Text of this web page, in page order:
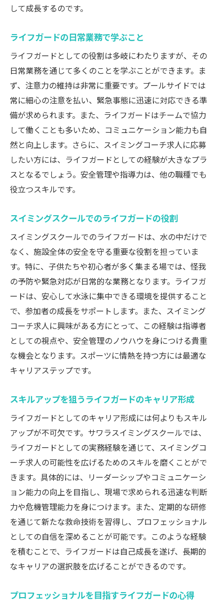
して成長するのです。
ライフガードの日常業務で学ぶこと
ライフガードとしての役割は多岐にわたりますが、その
日常業務を通じて多くのことを学ぶことができます。ま
ず、注意力の維持は非常に重要です。プールサイドでは
常に細心の注意を払い、緊急事態に迅速に対応できる準
備が求められます。また、ライフガードはチームで協力
して働くことも多いため、コミュニケーション能力も自
然と向上します。さらに、スイミングコーチ求人に応募
したい方には、ライフガードとしての経験が大きなプラ
スとなるでしょう。安全管理や指導力は、他の職種でも
役立つスキルです。
スイミングスクールでのライフガードの役割
スイミングスクールでのライフガードは、水の中だけで
なく、施設全体の安全を守る重要な役割を担っていま
す。特に、子供たちや初心者が多く集まる場では、怪我
の予防や緊急対応が日常的な業務となります。ライフガ
ードは、安心して水泳に集中できる環境を提供すること
で、参加者の成長をサポートします。また、スイミング
コーチ求人に興味がある方にとって、この経験は指導者
としての視点や、安全管理のノウハウを身につける貴重
な機会となります。スポーツに情熱を持つ方には最適な
キャリアステップです。
スキルアップを狙うライフガードのキャリア形成
ライフガードとしてのキャリア形成には何よりもスキル
アップが不可欠です。サワラスイミングスクールでは、
ライフガードとしての実務経験を通じて、スイミングコ
ーチ求人の可能性を広げるためのスキルを磨くことがで
きます。具体的には、リーダーシップやコミュニケーシ
ョン能力の向上を目指し、現場で求められる迅速な判断
力や危機管理能力を身につけます。また、定期的な研修
を通じて新たな救命技術を習得し、プロフェッショナル
としての自信を深めることが可能です。このような経験
を積むことで、ライフガードは自己成長を遂げ、長期的
なキャリアの選択肢を広げることができるのです。
プロフェッショナルを目指すライフガードの心得